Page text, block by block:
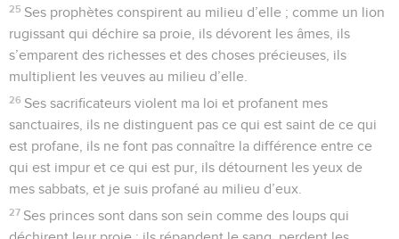
25 Ses prophètes conspirent au milieu d’elle ; comme un lion
rugissant qui déchire sa proie, ils dévorent les âmes, ils
s’emparent des richesses et des choses précieuses, ils
multiplient les veuves au milieu d’elle.
26 Ses sacrificateurs violent ma loi et profanent mes
sanctuaires, ils ne distinguent pas ce qui est saint de ce qui
est profane, ils ne font pas connaître la différence entre ce
qui est impur et ce qui est pur, ils détournent les yeux de
mes sabbats, et je suis profané au milieu d’eux.
27 Ses princes sont dans son sein comme des loups qui